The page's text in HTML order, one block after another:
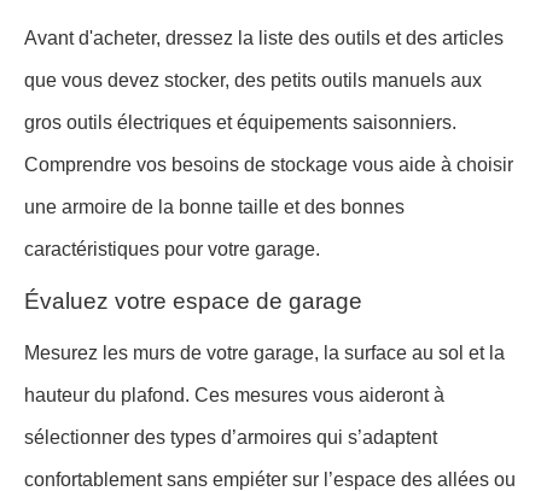
Avant d'acheter, dressez la liste des outils et des articles
que vous devez stocker, des petits outils manuels aux
gros outils électriques et équipements saisonniers.
Comprendre vos besoins de stockage vous aide à choisir
une armoire de la bonne taille et des bonnes
caractéristiques pour votre garage.
Évaluez votre espace de garage
Mesurez les murs de votre garage, la surface au sol et la
hauteur du plafond. Ces mesures vous aideront à
sélectionner des types d’armoires qui s’adaptent
confortablement sans empiéter sur l’espace des allées ou